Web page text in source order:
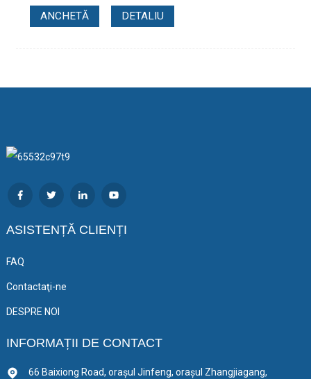
ANCHETĂ DETALIU
ASISTENȚĂ CLIENȚI
FAQ
Contactaţi-ne
DESPRE NOI
INFORMAȚII DE CONTACT
66 Baixiong Road, orașul Jinfeng, orașul Zhangjiagang,